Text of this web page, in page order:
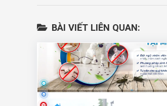
BÀI VIẾT LIÊN QUAN: